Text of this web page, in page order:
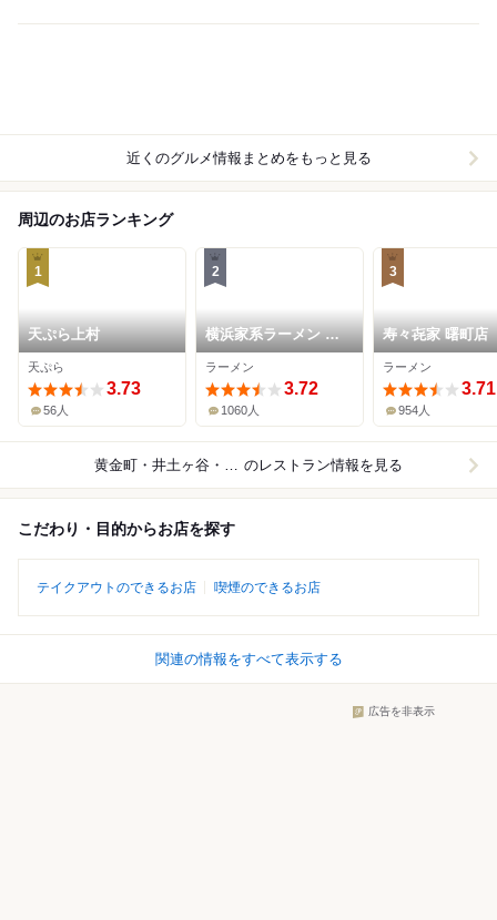
近くのグルメ情報まとめをもっと見る
周辺のお店ランキング
1
天ぷら上村
天ぷら
3.73
56人
2
横浜家系ラーメン 黄
金家
ラーメン
3.72
1060人
3
寿々㐂家 曙町店
ラーメン
3.71
954人
黄金町・井土ヶ谷・弘明寺 のレストラン情報を見る
こだわり・目的からお店を探す
テイクアウトのできるお店 喫煙のできるお店
関連の情報をすべて表示する
広告を非表示